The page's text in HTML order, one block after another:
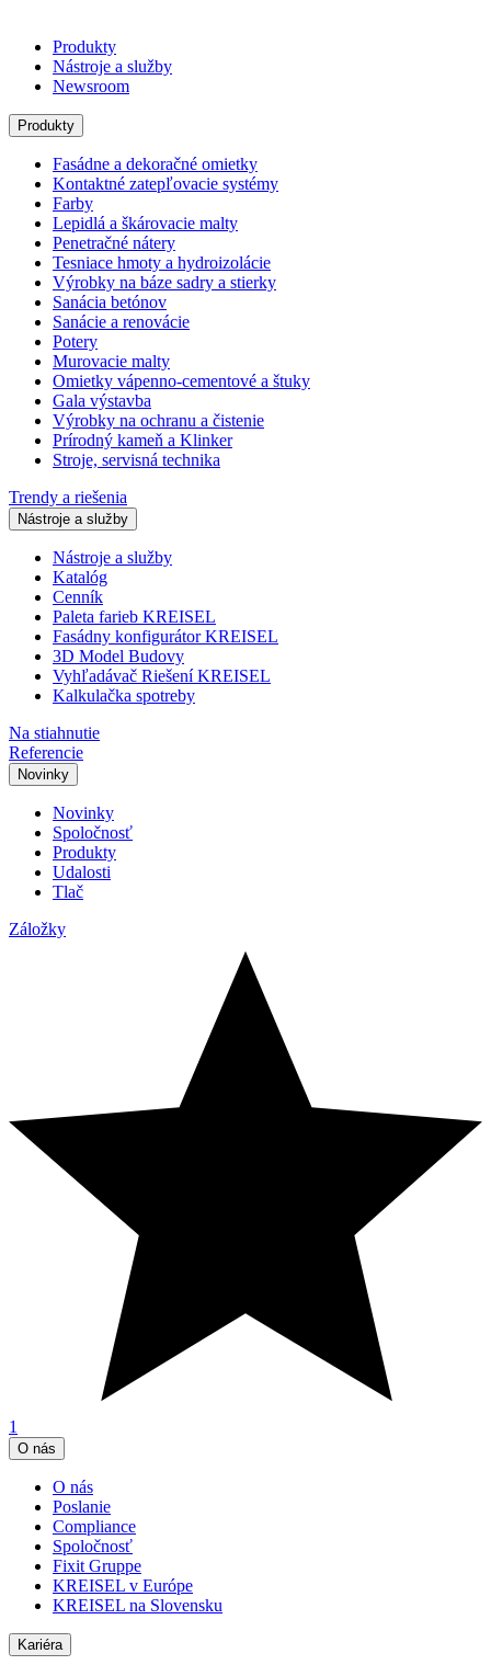
Produkty
Nástroje a služby
Newsroom
Produkty
Fasádne a dekoračné omietky
Kontaktné zatepľovacie systémy
Farby
Lepidlá a škárovacie malty
Penetračné nátery
Tesniace hmoty a hydroizolácie
Výrobky na báze sadry a stierky
Sanácia betónov
Sanácie a renovácie
Potery
Murovacie malty
Omietky vápenno-cementové a štuky
Gala výstavba
Výrobky na ochranu a čistenie
Prírodný kameň a Klinker
Stroje, servisná technika
Trendy a riešenia
Nástroje a služby
Nástroje a služby
Katalóg
Cenník
Paleta farieb KREISEL
Fasádny konfigurátor KREISEL
3D Model Budovy
Vyhľadávač Riešení KREISEL
Kalkulačka spotreby
Na stiahnutie
Referencie
Novinky
Novinky
Spoločnosť
Produkty
Udalosti
Tlač
Záložky
1
O nás
O nás
Poslanie
Compliance
Spoločnosť
Fixit Gruppe
KREISEL v Európe
KREISEL na Slovensku
Kariéra